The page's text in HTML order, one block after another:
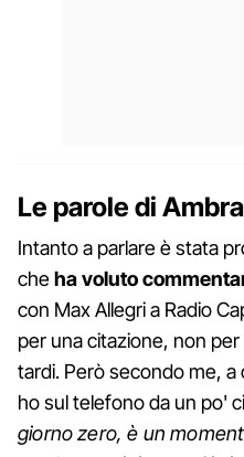
Le parole di
Intanto a parlare è stata
cheha voluto
con Max Allegri a Radio
per una citazione, non
tardi. Però secondo me,
ho sul telefono da un po'
giorno zero, è un